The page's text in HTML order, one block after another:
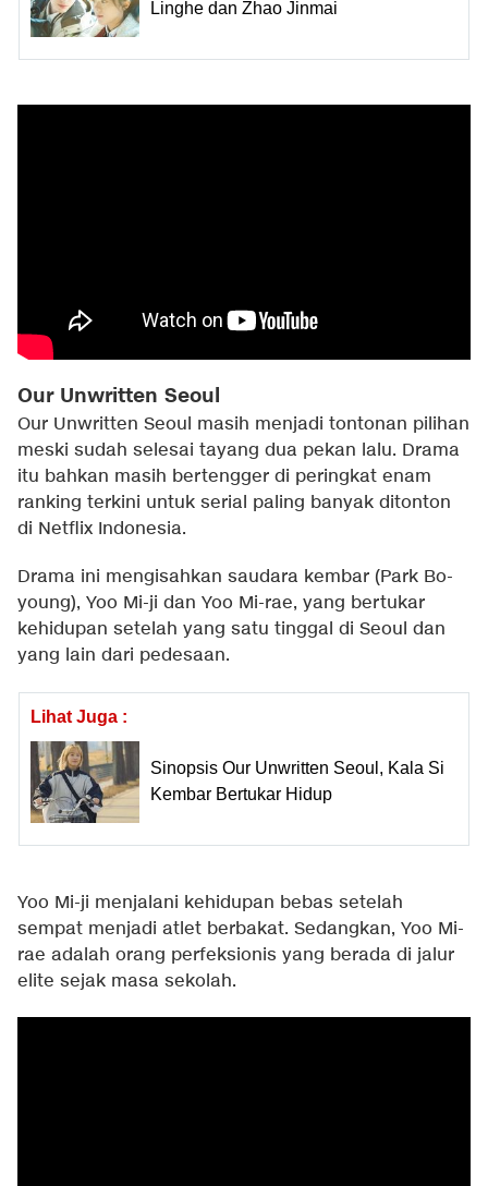
Linghe dan Zhao Jinmai
Our Unwritten Seoul
Our Unwritten Seoul masih menjadi tontonan pilihan
meski sudah selesai tayang dua pekan lalu. Drama
itu bahkan masih bertengger di peringkat enam
ranking terkini untuk serial paling banyak ditonton
di Netflix Indonesia.
Drama ini mengisahkan saudara kembar (Park Bo-
young), Yoo Mi-ji dan Yoo Mi-rae, yang bertukar
kehidupan setelah yang satu tinggal di Seoul dan
yang lain dari pedesaan.
Lihat Juga :
Sinopsis Our Unwritten Seoul, Kala Si
Kembar Bertukar Hidup
Yoo Mi-ji menjalani kehidupan bebas setelah
sempat menjadi atlet berbakat. Sedangkan, Yoo Mi-
rae adalah orang perfeksionis yang berada di jalur
elite sejak masa sekolah.